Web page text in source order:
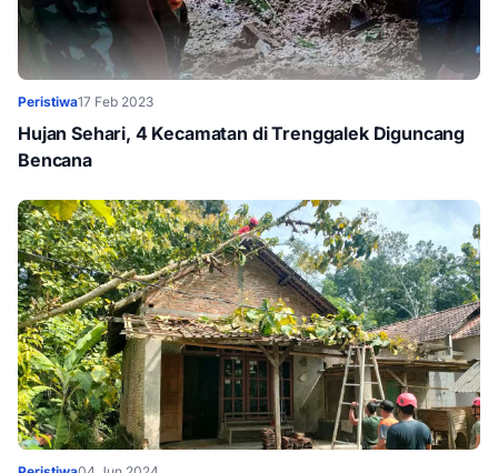
Peristiwa17 Feb 2023
Hujan Sehari, 4 Kecamatan di Trenggalek Diguncang
Bencana